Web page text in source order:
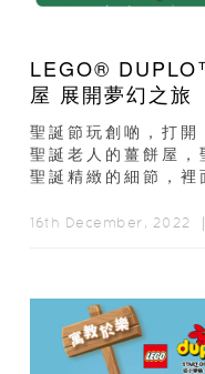
LEGO®
屋 展開夢幻之旅
聖誕節玩創啲，打
聖誕老人的薑餅屋
聖誕精緻的細節，裡
16th December, 2022